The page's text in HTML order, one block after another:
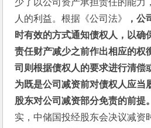
少了以公司资产承担责任的能力
人的利益。根据《公司法》
，公
时有效的方式通知债权人，以确
责任财产减少之前作出相应的权
司则根据债权人的要求进行清偿
为既是公司减资前对债权人应当
股东对公司减资部分免责的前提
实，中储国投经股东会决议减资